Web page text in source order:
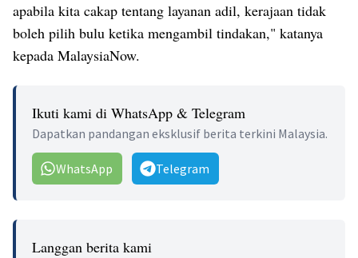
apabila kita cakap tentang layanan adil, kerajaan tidak
boleh pilih bulu ketika mengambil tindakan," katanya
kepada MalaysiaNow.
Ikuti kami di WhatsApp & Telegram
Dapatkan pandangan eksklusif berita terkini Malaysia.
WhatsApp Telegram
Langgan berita kami